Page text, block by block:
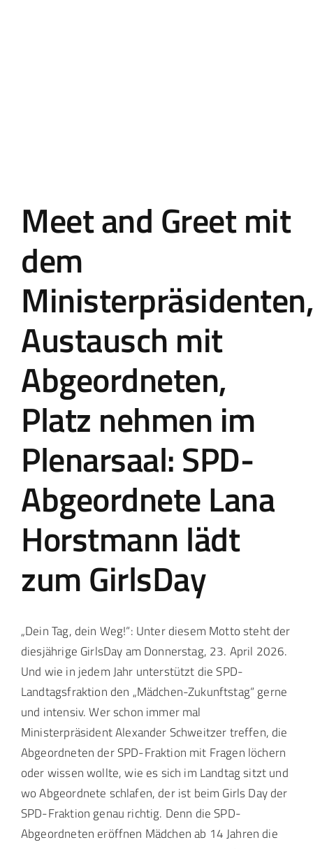
Meet and Greet mit
dem
Austausch mit
Abgeordneten,
Platz nehmen im
Plenarsaal: SPD-
Abgeordnete Lana
Horstmann lädt
zum GirlsDay
„Dein Tag, dein Weg!“: Unter diesem Motto steht der
diesjährige GirlsDay am Donnerstag, 23. April 2026.
Und wie in jedem Jahr unterstützt die SPD-
Landtagsfraktion den „Mädchen-Zukunftstag“ gerne
und intensiv. Wer schon immer mal
Ministerpräsident Alexander Schweitzer treffen, die
Abgeordneten der SPD-Fraktion mit Fragen löchern
oder wissen wollte, wie es sich im Landtag sitzt und
wo Abgeordnete schlafen, der ist beim Girls Day der
SPD-Fraktion genau richtig. Denn die SPD-
Abgeordneten eröffnen Mädchen ab 14 Jahren die